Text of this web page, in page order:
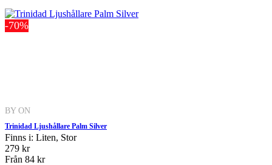
-70%
BY ON
Trinidad Ljushållare Palm Silver
Finns i: Liten, Stor
279 kr
Från 84 kr